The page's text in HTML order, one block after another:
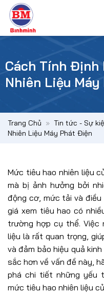
qua
nội
Cách Tính Định
Nhiên Liệu
Trang Chủ » Tin tức - Sự
Nhiên Liệu Máy Phát Điện
Mức tiêu hao nhiên liệu
mà bị ảnh hưởng bởi
động cơ, mức tải và điều
giá xem tiêu hao có
trường hợp cụ thể. Việc
liệu là rất quan trọng,
và đảm bảo hiệu quả
sắc hơn về vấn đề này,
phá chi tiết những yếu
mức tiêu hao nhiên liệu